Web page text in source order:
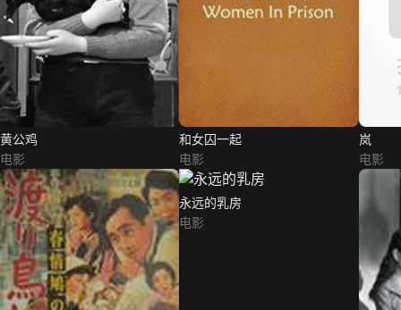
黄公鸡
电影
和女囚一起
电影
岚
电影
永远的乳房
电影